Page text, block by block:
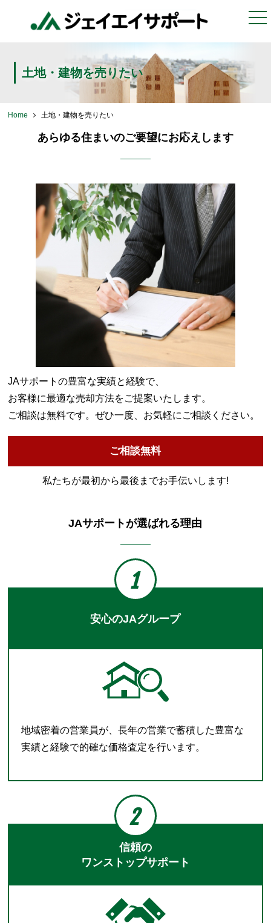
土地・建物を売りたい
Home 土地・建物を売りたい
あらゆる住まいのご要望にお応えします
JAサポートの豊富な実績と経験で、
お客様に最適な売却方法をご提案いたします。
ご相談は無料です。ぜひ一度、お気軽にご相談ください。
ご相談無料
私たちが最初から最後までお手伝いします!
JAサポートが選ばれる理由
1
安心のJAグループ
地域密着の営業員が、長年の営業で蓄積した豊富な
実績と経験で的確な価格査定を行います。
2
信頼の
ワンストップサポート